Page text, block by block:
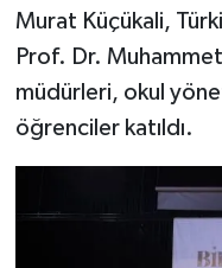
Murat Küçükali,
Prof. Dr.
müdürleri, okul
öğrenciler katıldı.